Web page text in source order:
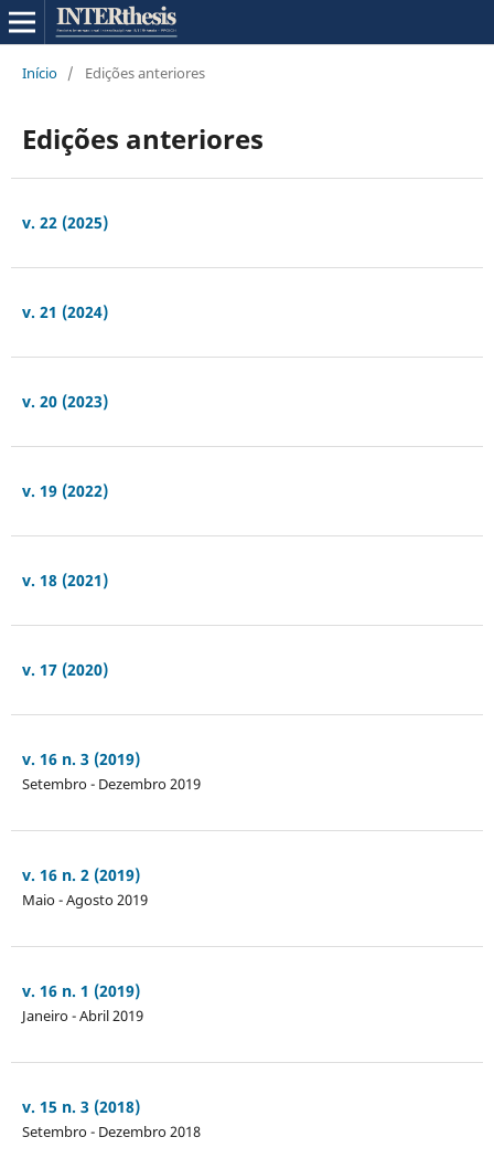
Início / Edições anteriores
Edições anteriores
v. 22 (2025)
v. 21 (2024)
v. 20 (2023)
v. 19 (2022)
v. 18 (2021)
v. 17 (2020)
v. 16 n. 3 (2019)
Setembro - Dezembro 2019
v. 16 n. 2 (2019)
Maio - Agosto 2019
v. 16 n. 1 (2019)
Janeiro - Abril 2019
v. 15 n. 3 (2018)
Setembro - Dezembro 2018